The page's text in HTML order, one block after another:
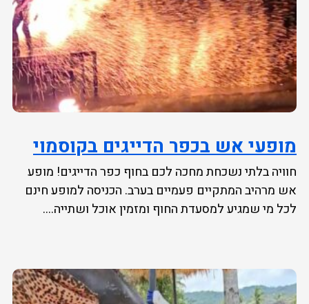
מופעי אש בכפר הדייגים בקוסמוי
חוויה בלתי נשכחת מחכה לכם בחוף כפר הדייגים! מופע
אש מרהיב המתקיים פעמיים בערב. הכניסה למופע חינם
לכל מי שמגיע למסעדת החוף ומזמין אוכל ושתייה....